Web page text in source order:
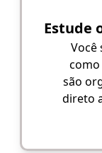
Estude
Você
como
são
direto